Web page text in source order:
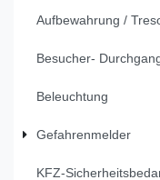
Aufbewahrung /
Besucher-
Beleuchtung
Gefahrenmelder
KFZ-